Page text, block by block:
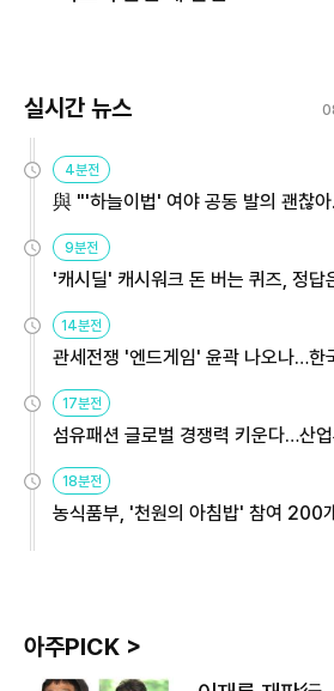
실시간 뉴스
4분전
與 "'하늘이법' 여야 공동 발의 괜찮
9분전
'캐시딜' 캐시워크 돈 버는 퀴즈, 정답
14분전
관세전쟁 '엔드게임' 윤곽 나오나…한
용해야
17분전
섬유패션 글로벌 경쟁력 키운다…산
원
18분전
농식품부, '천원의 아침밥' 참여 200
아주PICK >